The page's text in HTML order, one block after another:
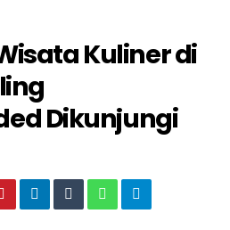
Kuliner di
Dikunjungi